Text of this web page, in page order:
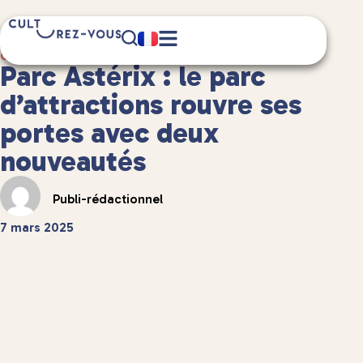
Culture
2 minute(s) de lecture
Parc Astérix : le parc
d’attractions rouvre ses
portes avec deux
nouveautés
Publi-rédactionnel
7 mars 2025